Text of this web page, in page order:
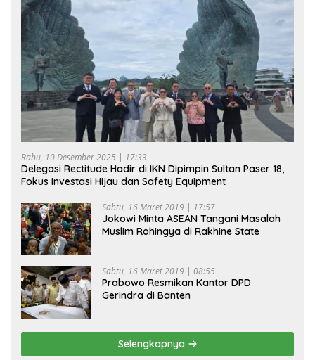
Rabu, 10 Desember 2025 | 17:33
Delegasi Rectitude Hadir di IKN Dipimpin Sultan Paser 18,
Fokus Investasi Hijau dan Safety Equipment
Sabtu, 16 Maret 2019 | 17:57
Jokowi Minta ASEAN Tangani Masalah
Muslim Rohingya di Rakhine State
Sabtu, 16 Maret 2019 | 08:55
Prabowo Resmikan Kantor DPD
Gerindra di Banten
Selengkapnya